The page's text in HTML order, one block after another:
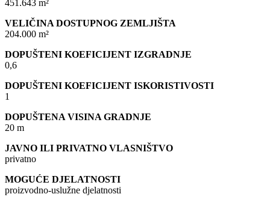
451.643 m²
VELIČINA DOSTUPNOG ZEMLJIŠTA
204.000 m²
DOPUŠTENI KOEFICIJENT IZGRADNJE
0,6
DOPUŠTENI KOEFICIJENT ISKORISTIVOSTI
1
DOPUŠTENA VISINA GRADNJE
20 m
JAVNO ILI PRIVATNO VLASNIŠTVO
privatno
MOGUĆE DJELATNOSTI
proizvodno-uslužne djelatnosti